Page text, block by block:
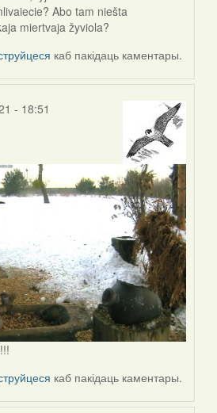
Abo tam niešta
miertvaja žyviola?
каб пакідаць каментары.
- 18:51
каб пакідаць каментары.